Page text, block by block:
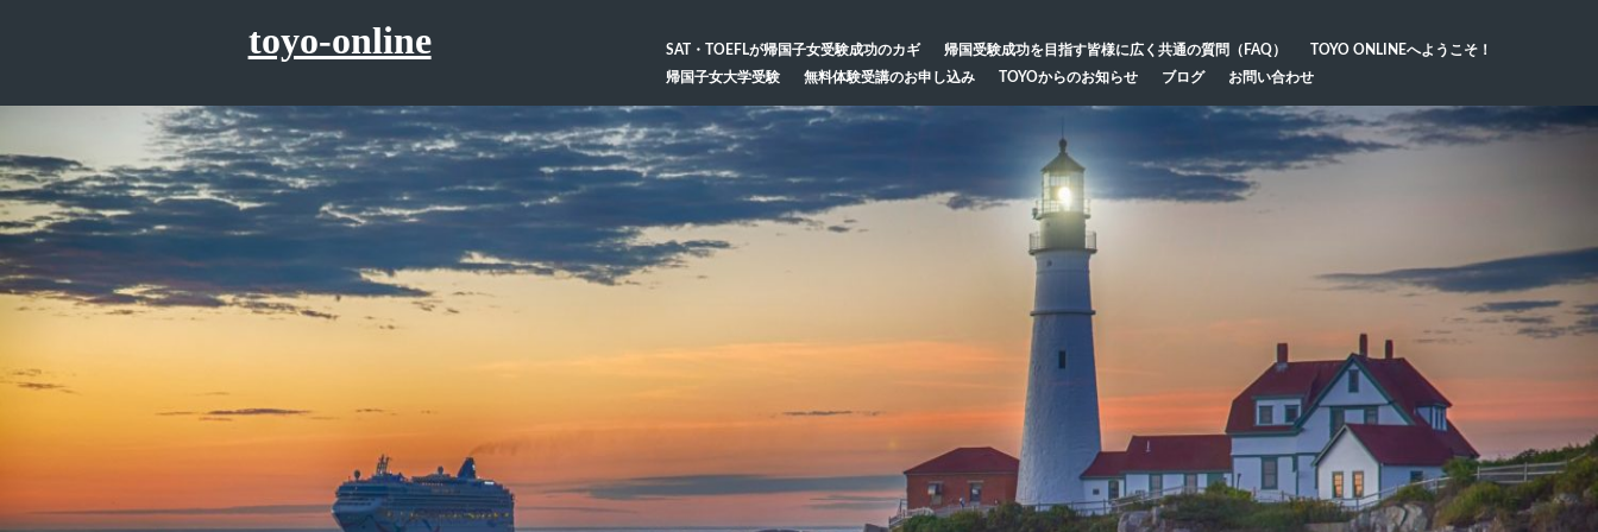
へ
ス
キ
ッ
プ
toyo-online SAT・TOEFLが帰国子女受験成功のカギ 帰国受験成功を目指す皆様に広く共通の質問（FAQ）
TOYO ONLINEへようこそ！
帰国子女大学受験
無料体験受講のお申し込み TOYOからのお知らせ ブログ お問い合わせ